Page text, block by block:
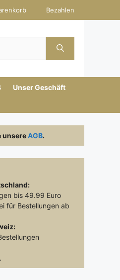
Bezahlen
Unser Geschäft
unsereAGB.
bis 49.99 Euro
für Bestellungen ab